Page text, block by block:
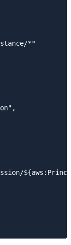
*"